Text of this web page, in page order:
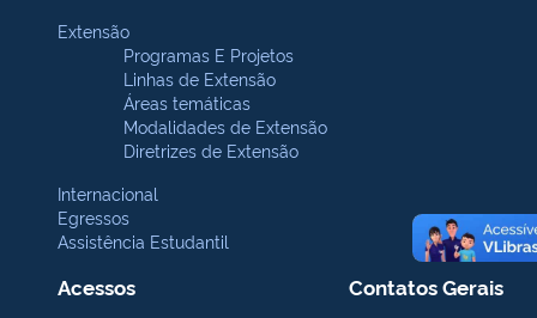
Extensão
Programas E Projetos
Linhas de Extensão
Áreas temáticas
Modalidades de Extensão
Diretrizes de Extensão
Internacional
Egressos
Assistência Estudantil
Acessos Contatos Gerais